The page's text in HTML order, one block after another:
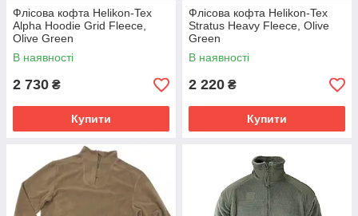
Флісова кофта Helikon-Tex
Alpha Hoodie Grid Fleece,
Olive Green
В наявності
2 730 ₴
Купити
Флісова кофта Helikon-Tex
Stratus Heavy Fleece, Olive
Green
В наявності
2 220 ₴
Купити